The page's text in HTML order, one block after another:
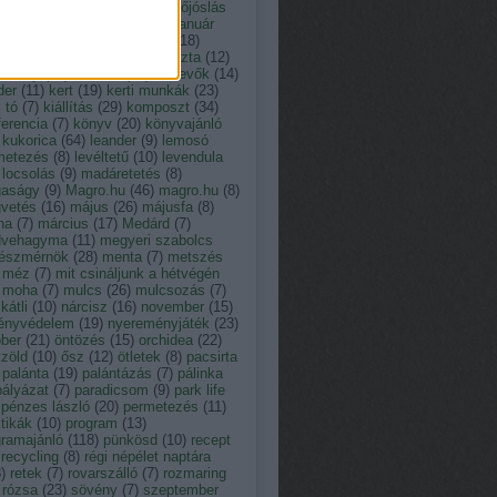
időjóslás
január
18)
káposzta (12)
(23) kártevő (12) kártevők (14)
(11) kert (19) kerti munkák (23)
tó (7) kiállítás (29) komposzt (34)
(7) könyv (20) könyvajánló
kukorica (64) leander (9) lemosó
(8) levéltetű (10) levendula
locsolás (9) madáretetés (8)
(9) Magro.hu (46) magro.hu (8)
(16) május (26) májusfa (8)
(7) március (17) Medárd (7)
(11) megyeri szabolcs
(28) menta (7) metszés
méz (7) mit csináljunk a hétvégén
moha (7) mulcs (26) mulcsozás (7)
(10) nárcisz (16) november (15)
(19) nyereményjáték (23)
(21) öntözés (15) orchidea (22)
(10) ősz (12) ötletek (8) pacsirta
palánta (19) palántázás (7) pálinka
(7) paradicsom (9) park life
pénzes lászló (20) permetezés (11)
(10) program (13)
(118) pünkösd (10) recept
recycling (8) régi népélet naptára
) retek (7) rovarszálló (7) rozmaring
rózsa (23) sövény (7) szeptember